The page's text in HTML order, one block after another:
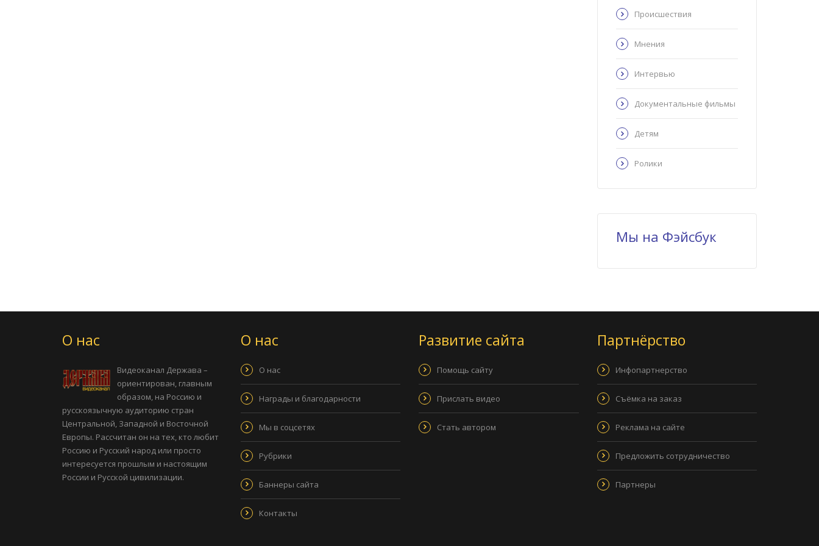
Происшествия
Мнения
Интервью
Документальные фильмы
Детям
Ролики
Мы на Фэйсбук
О нас
Видеоканал Держава –
ориентирован, главным
образом, на Россию и
русскоязычную аудиторию стран
Центральной, Западной и Восточной
Европы. Рассчитан он на тех, кто любит
Россию и Русский народ или просто
интересуется прошлым и настоящим
России и Русской цивилизации.
О нас
О нас
Награды и благодарности
Мы в соцсетях
Рубрики
Баннеры сайта
Контакты
Развитие сайта
Помощь сайту
Прислать видео
Стать автором
Партнёрство
Инфопартнерство
Съёмка на заказ
Реклама на сайте
Предложить сотрудничество
Партнеры